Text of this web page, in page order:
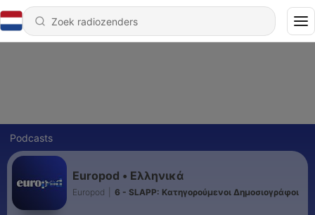
Podcasts
Europod • Ελληνικά
Europod 6 - SLAPP: Κατηγορούμενοι Δημοσιογράφοι